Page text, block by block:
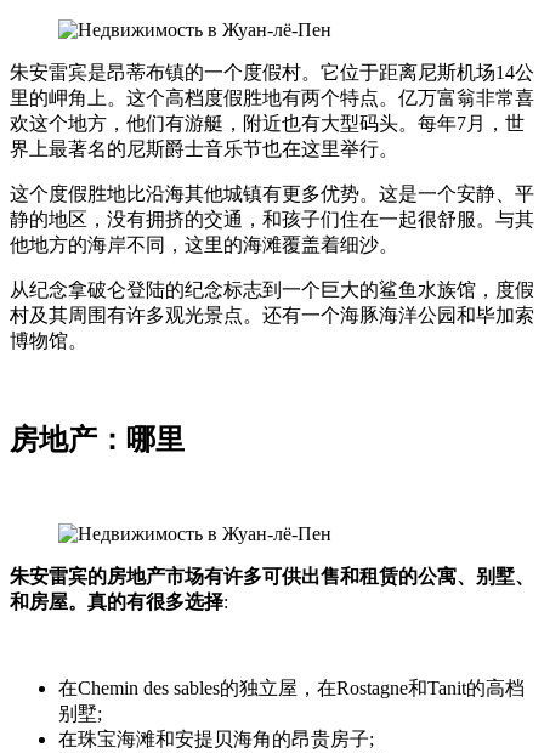
朱安雷宾是昂蒂布镇的一个度假村。它位于距离尼斯机场14公
里的岬角上。这个高档度假胜地有两个特点。亿万富翁非常喜
欢这个地方，他们有游艇，附近也有大型码头。每年7月，世
界上最著名的尼斯爵士音乐节也在这里举行。
这个度假胜地比沿海其他城镇有更多优势。这是一个安静、平
静的地区，没有拥挤的交通，和孩子们住在一起很舒服。与其
他地方的海岸不同，这里的海滩覆盖着细沙。
从纪念拿破仑登陆的纪念标志到一个巨大的鲨鱼水族馆，度假
村及其周围有许多观光景点。还有一个海豚海洋公园和毕加索
博物馆。
房地产：哪里
朱安雷宾的房地产市场有许多可供出售和租赁的公寓、别墅、
和房屋。 真的有很多选择:
在Chemin des sables的独立屋，在Rostagne和Tanit的高档
别墅;
在珠宝海滩和安提贝海角的昂贵房子;